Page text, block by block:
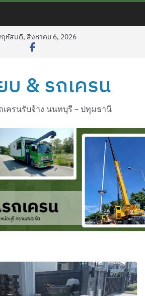
หัสบดี, สิงหาคม 6, 2026
บ & รถเครน
เครนรับจ้าง นนทบุรี – ปทุมธานี